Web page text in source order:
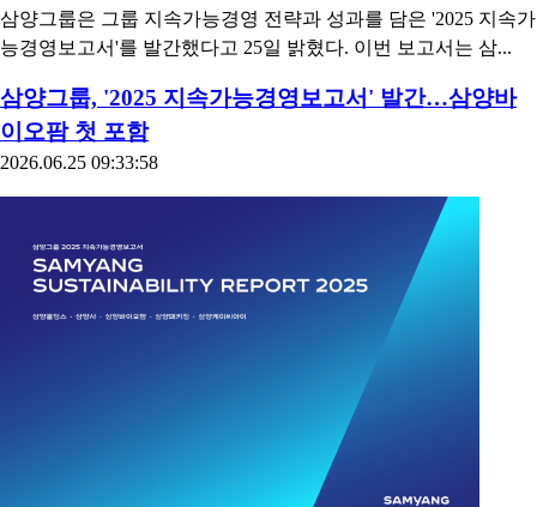
삼양그룹은 그룹 지속가능경영 전략과 성과를 담은 '2025 지속가
능경영보고서'를 발간했다고 25일 밝혔다. 이번 보고서는 삼...
삼양그룹, '2025 지속가능경영보고서' 발간…삼양바
이오팜 첫 포함
2026.06.25 09:33:58